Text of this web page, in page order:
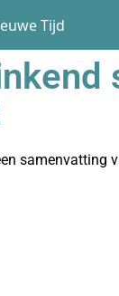
Tijd
samenvatting